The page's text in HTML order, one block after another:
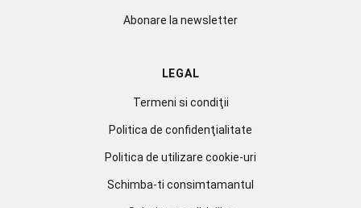
Abonare la newsletter
LEGAL
Termeni si condiţii
Politica de confidenţialitate
Politica de utilizare cookie-uri
Schimba-ti consimtamantul